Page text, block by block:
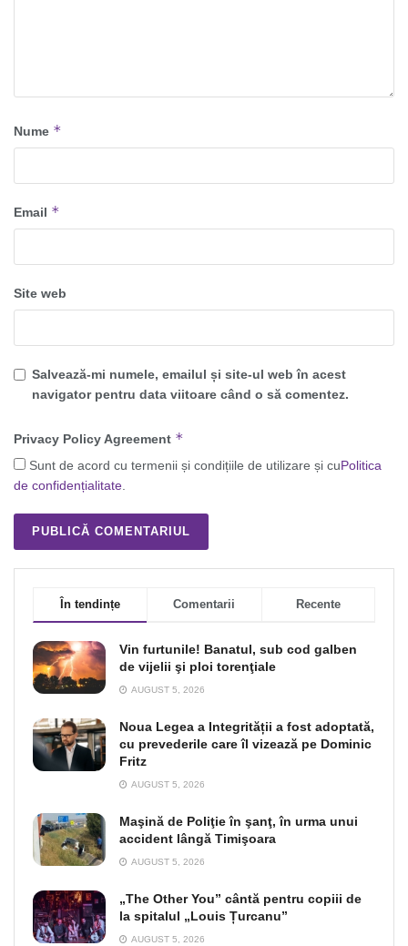
Nume *
Email *
Site web
Salvează-mi numele, emailul și site-ul web în acest
navigator pentru data viitoare când o să comentez.
Privacy Policy Agreement *
Sunt de acord cu termenii și condițiile de utilizare și cuPolitica
de confidențialitate.
În tendințe Comentarii Recente
Vin furtunile! Banatul, sub cod galben
de vijelii şi ploi torenţiale
AUGUST 5, 2026
Noua Legea a Integrității a fost adoptată,
cu prevederile care îl vizează pe Dominic
Fritz
AUGUST 5, 2026
Maşină de Poliţie în şanţ, în urma unui
accident lângă Timişoara
AUGUST 5, 2026
„The Other You” cântă pentru copiii de
la spitalul „Louis Țurcanu”
AUGUST 5, 2026